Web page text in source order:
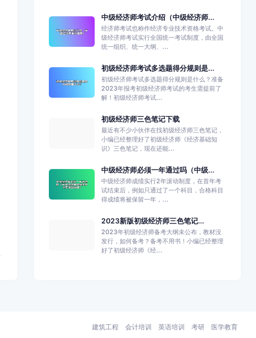
中级经济师考试介绍（中级经济师...
经济师考试也称作经济专业技术资格考试。中
级经济师考试实行全国统一考试制度，由全国
统一组织、统一大纲、...
初级经济师考试多选题得分规则是...
初级经济师考试多选题得分规则是什么？准备
2023年报考初级经济师考试的考生需提前了
解！初级经济师考试...
初级经济师三色笔记下载
最近有不少小伙伴在找初级经济师三色笔记，
小编已经整理好了初级经济师《经济基础知
识》三色笔记，现在还能...
中级经济师必须一年通过吗（中级...
中级经济师成绩实行2年滚动制度，在首年考
试结束后，例如只通过了一个科目，合格科目
得成绩将被保留一年，...
2023新版初级经济师三色笔记...
2023年初级经济师备考大纲未公布，教材没
发行，如何备考？备考不用书！小编已经整理
好了初级经济师《经...
建筑工程 会计培训 英语培训 考研 医学教育